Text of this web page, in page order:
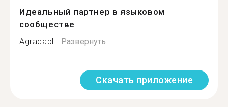
Идеальный партнер в языковом
сообществе
Agradabl...Развернуть
Скачать приложение